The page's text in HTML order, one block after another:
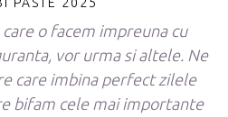
o facem impreuna cu
vor urma si altele. Ne
care imbina perfect zilele
bifam cele mai importante